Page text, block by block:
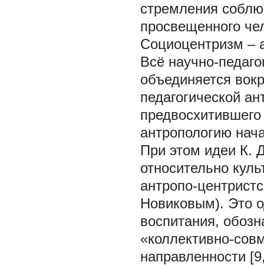
стремления
просвещенного
Социоцентризм –
Всё научно-
объединяется
педагогической
антропологию
При этом идеи К.
относительно
антропо-
Новиковым). Это
воспитания,
«коллективно-
направленности